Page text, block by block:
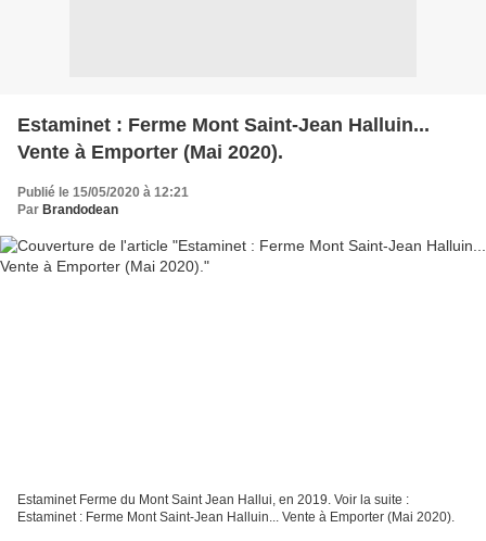
Estaminet : Ferme Mont Saint-Jean Halluin...
Vente à Emporter (Mai 2020).
Publié le 15/05/2020 à 12:21
Par Brandodean
Estaminet Ferme du Mont Saint Jean Hallui, en 2019. Voir la suite :
Estaminet : Ferme Mont Saint-Jean Halluin... Vente à Emporter (Mai 2020).